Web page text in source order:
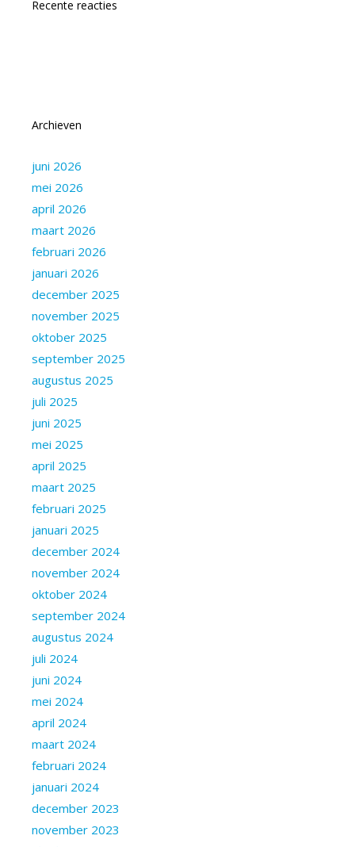
Recente reacties
Archieven
juni 2026
mei 2026
april 2026
maart 2026
februari 2026
januari 2026
december 2025
november 2025
oktober 2025
september 2025
augustus 2025
juli 2025
juni 2025
mei 2025
april 2025
maart 2025
februari 2025
januari 2025
december 2024
november 2024
oktober 2024
september 2024
augustus 2024
juli 2024
juni 2024
mei 2024
april 2024
maart 2024
februari 2024
januari 2024
december 2023
november 2023